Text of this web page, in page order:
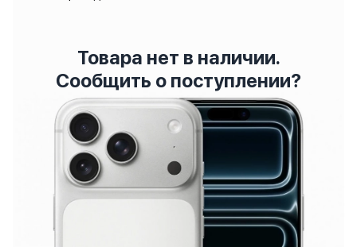
Товара нет в наличии.
Сообщить о поступлении?